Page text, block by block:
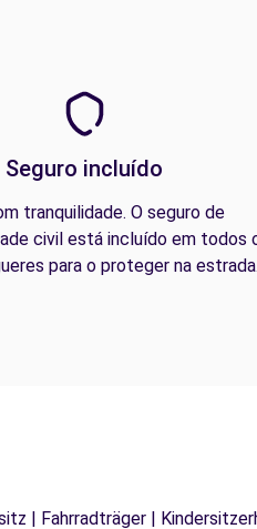
Seguro incluído
tranquilidade. O seguro de
civil está incluído em todos
para o proteger na
| Fahrradträger |